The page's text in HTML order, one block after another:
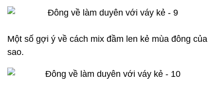
Một số gợi ý về cách mix đầm len kẻ mùa đông của
sao.